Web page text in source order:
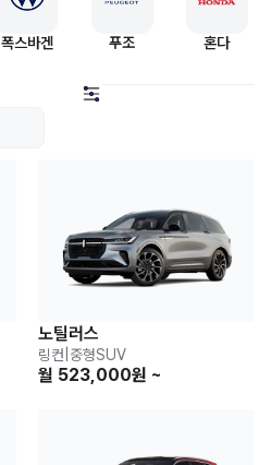
폭스바겐 푸조 혼다
노틸러스
링컨 중형SUV
월 523,000원 ~